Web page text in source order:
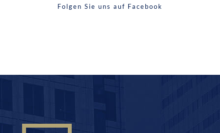
Folgen Sie uns auf Facebook